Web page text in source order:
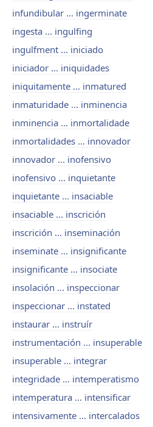
infundibular ... ingerminate
ingesta ... ingulfing
ingulfment ... iniciado
iniciador ... iniquidades
iniquitamente ... inmatured
inmaturidade ... inminencia
inminencia ... inmortalidade
inmortalidades ... innovador
innovador ... inofensivo
inofensivo ... inquietante
inquietante ... insaciable
insaciable ... inscrición
inscrición ... inseminación
inseminate ... insignificante
insignificante ... insociate
insolación ... inspeccionar
inspeccionar ... instated
instaurar ... instruír
instrumentación ... insuperable
insuperable ... integrar
integridade ... intemperatismo
intemperatura ... intensificar
intensivamente ... intercalados